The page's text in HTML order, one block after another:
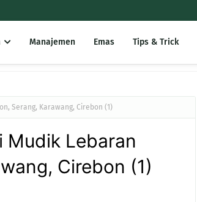
Manajemen Emas Tips & Trick
Serang, Karawang, Cirebon (1)
Mudik Lebaran
Cirebon (1)